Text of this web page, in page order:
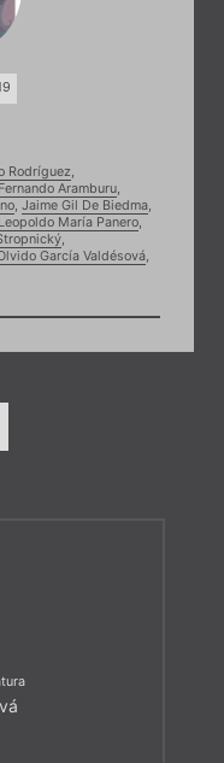
Rodríguez,
Fernando Aramburu,
, Jaime Gil De Biedma,
Leopoldo María Panero,
,
García Valdésová,